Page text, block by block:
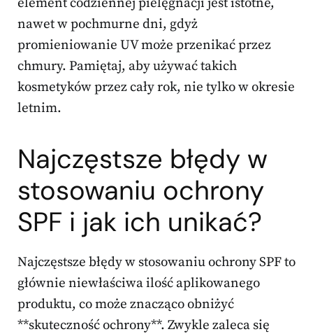
nawet w pochmurne dni, gdyż
promieniowanie UV może przenikać przez
chmury. Pamiętaj, aby używać takich
kosmetyków przez cały rok, nie tylko w okresie
letnim.
Najczęstsze błędy w
stosowaniu ochrony
SPF i jak ich unikać?
Najczęstsze błędy w stosowaniu ochrony SPF to
głównie niewłaściwa ilość aplikowanego
produktu, co może znacząco obniżyć
**skuteczność ochrony**. Zwykle zaleca się